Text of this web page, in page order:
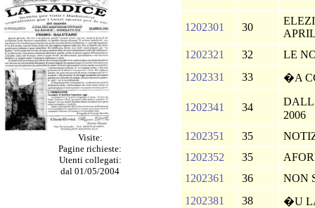
Visite:
Pagine richieste:
Utenti collegati:
dal 01/05/2004
1202301 30
1202321
32
LE
1202331
33 �A
1202341 34
2006
1202351
35
1202352
35
1202361
36
NON
1202381
38
�U